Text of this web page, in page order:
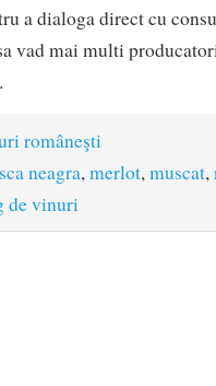
a dialoga direct cu
vad mai multi
româneşti
neagra,merlot,muscat,
de vinuri